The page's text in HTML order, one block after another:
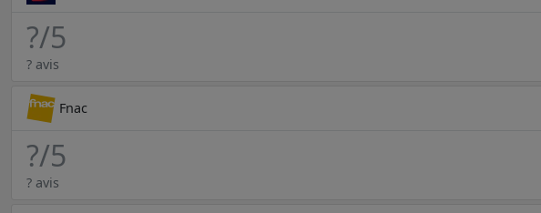
?/5
? avis
Fnac
?/5
? avis